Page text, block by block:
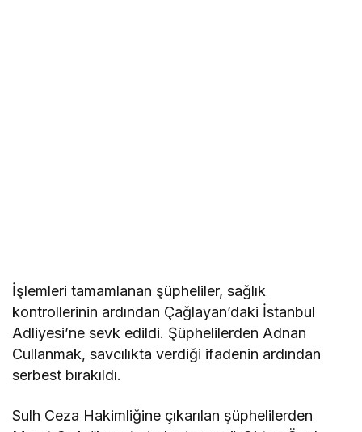
İşlemleri tamamlanan şüpheliler, sağlık
kontrollerinin ardından Çağlayan’daki İstanbul
Adliyesi’ne sevk edildi. Şüphelilerden Adnan
Cullanmak, savcılıkta verdiği ifadenin ardından
serbest bırakıldı.
Sulh Ceza Hakimliğine çıkarılan şüphelilerden